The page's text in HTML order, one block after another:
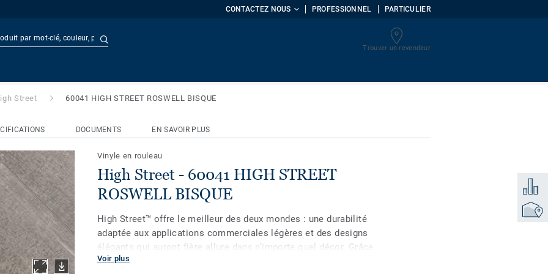
CONTACTEZ NOUS PROFESSIONNEL PARTICULIER
Trouver un revendeur
Street 60041 HIGH STREET ROSWELL BISQUE
DOCUMENTS EN SAVOIR PLUS
Vinyle en rouleau
High Street - 60041 HIGH STREET
ROSWELL BISQUE
High Street™ offre le meilleur des deux mondes : une durabilité
adaptée aux applications commerciales légères et des designs
élégants qui auront fière allure dans n’importe quel décor. Grâce
au revêtement protecteur doté de la technologie Techtonic™ ,
Voir plus